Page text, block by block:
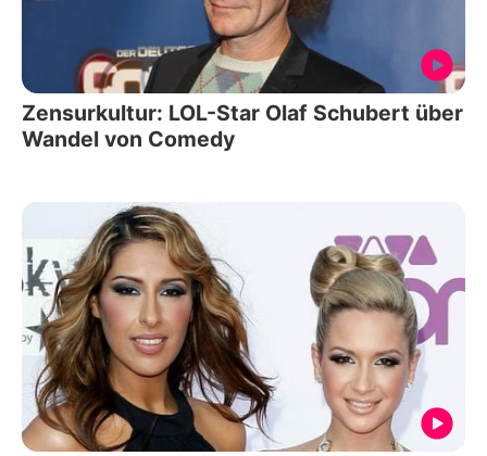
Zensurkultur: LOL-Star Olaf Schubert über
Wandel von Comedy